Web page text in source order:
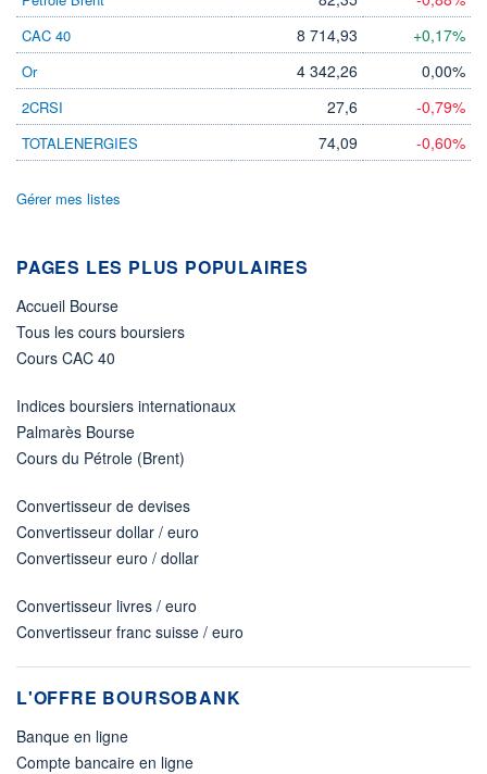
07.08.26 / 21:59:54
BAISSE
LIMITE À LA
HAUSSE
RENDEMENT PER ESTIMÉ
DIVIDENDE
ÉLIGIBILITÉ
Non éligible
CAC 40 8 714,93 +0,17%
Or 4 342,26 0,00%
2CRSI 27,6 -0,79%
TOTALENERGIES 74,09 -0,60%
Gérer mes listes
PAGES LES PLUS POPULAIRES
Accueil Bourse
Tous les cours boursiers
Cours CAC 40
Indices boursiers internationaux
Palmarès Bourse
Cours du Pétrole (Brent)
Convertisseur de devises
Convertisseur dollar / euro
Convertisseur euro / dollar
Convertisseur livres / euro
Convertisseur franc suisse / euro
L'OFFRE BOURSOBANK
Banque en ligne
Compte bancaire en ligne